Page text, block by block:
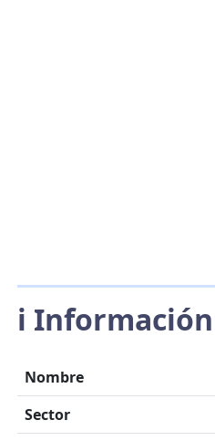
ℹ️ Información
Nombre
Sector